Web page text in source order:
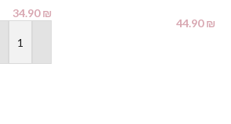
44.90₪
34.90₪
הוספה